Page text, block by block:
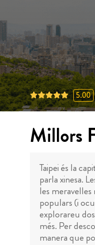
5.00
Millors
Taipei és la
parla xinesa.
les
populars (i
explorareu
més. Per
manera que